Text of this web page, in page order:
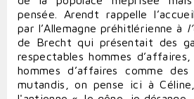
pensée. Arendt rappelle
par l’Allemagne préhitlérienne à
de Brecht qui présentait des
respectables hommes
hommes d’affaires comme
mutandis, on pense ici à